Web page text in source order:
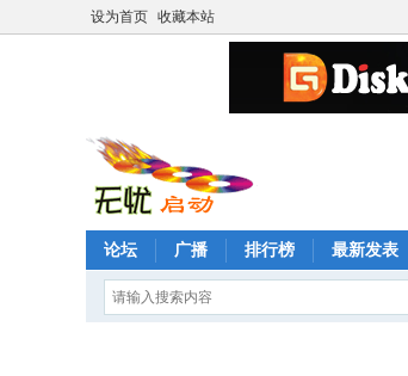
设为首页 收藏本站
论坛 广播 排行榜 最新发表